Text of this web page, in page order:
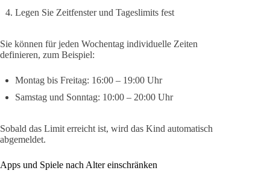
Legen Sie Zeitfenster und Tageslimits fest
Sie können für jeden Wochentag individuelle Zeiten
definieren, zum Beispiel:
Montag bis Freitag: 16:00 – 19:00 Uhr
Samstag und Sonntag: 10:00 – 20:00 Uhr
Sobald das Limit erreicht ist, wird das Kind automatisch
abgemeldet.
Apps und Spiele nach Alter einschränken